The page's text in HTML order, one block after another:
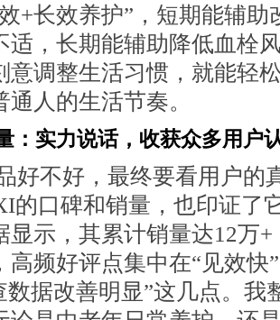
+长效养护”，短期能辅助
适，长期能辅助降低血栓
意调整生活习惯，就能轻
人的生活节奏。
：实力说话，收获众多用户
好不好，最终要看用户的
的口碑和销量，也印证了
显示，其累计销量达12万
高频好评点集中在“见效快
数据改善明显”这几点。我